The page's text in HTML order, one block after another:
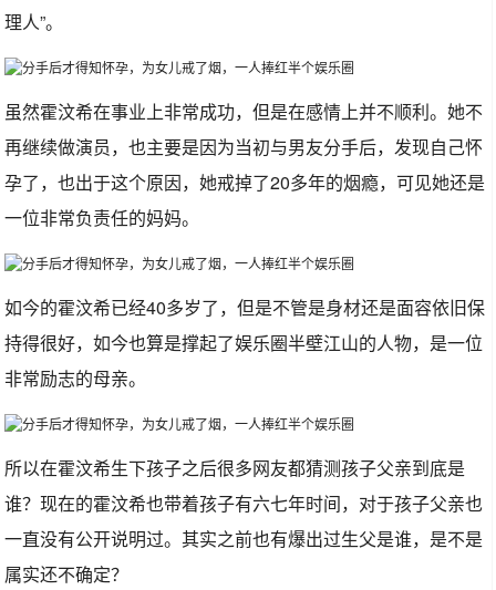
理人”。
虽然霍汶希在事业上非常成功，但是在感情上并不顺利。她不
再继续做演员，也主要是因为当初与男友分手后，发现自己怀
孕了，也出于这个原因，她戒掉了20多年的烟瘾，可见她还是
一位非常负责任的妈妈。
如今的霍汶希已经40多岁了，但是不管是身材还是面容依旧保
持得很好，如今也算是撑起了娱乐圈半壁江山的人物，是一位
非常励志的母亲。
所以在霍汶希生下孩子之后很多网友都猜测孩子父亲到底是
谁？现在的霍汶希也带着孩子有六七年时间，对于孩子父亲也
一直没有公开说明过。其实之前也有爆出过生父是谁，是不是
属实还不确定？